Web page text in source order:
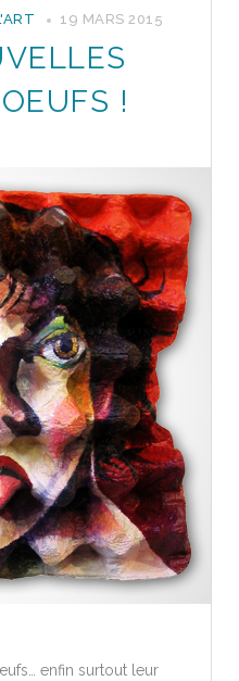
19 MARS 2015
!
enfin surtout leur